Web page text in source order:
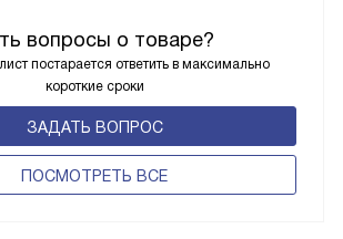
вопросы о товаре?
постарается ответить в максимально
короткие сроки
ЗАДАТЬ ВОПРОС
ПОCМОТРЕТЬ ВСЕ